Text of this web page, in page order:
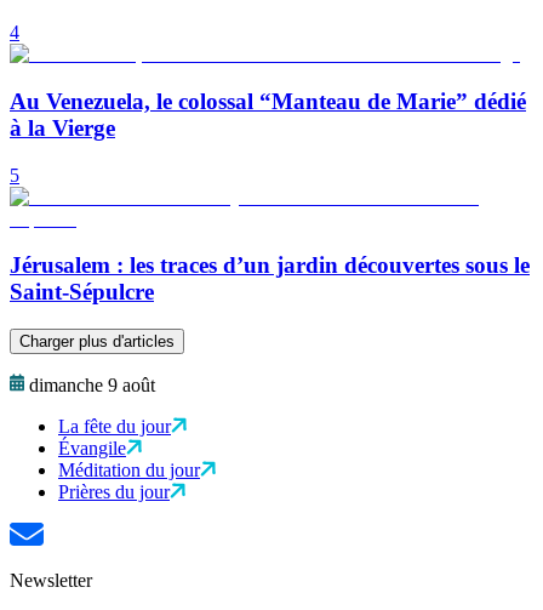
4
Au Venezuela, le colossal “Manteau de Marie” dédié
à la Vierge
5
Jérusalem : les traces d’un jardin découvertes sous le
Saint-Sépulcre
Charger plus d'articles
dimanche 9 août
La fête du jour
Évangile
Méditation du jour
Prières du jour
Newsletter